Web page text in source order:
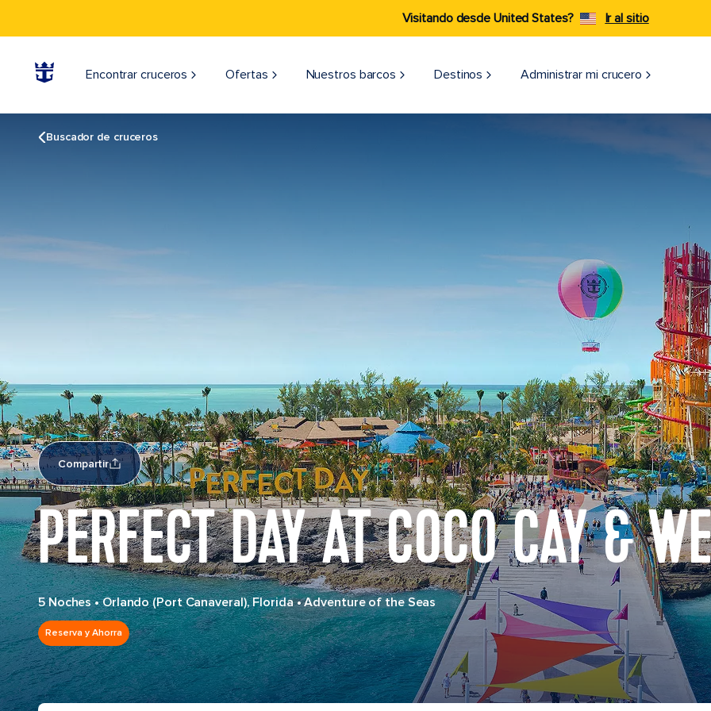
Visitando desde United States? Ir al sitio
Encontrar cruceros Ofertas Nuestros barcos Destinos Administrar mi crucero
Buscador de cruceros
Compartir
PERFECT DAY AT COCO CAY &
5 Noches•Orlando (Port Canaveral), Florida•Adventure of the Seas
Reserva y Ahorra